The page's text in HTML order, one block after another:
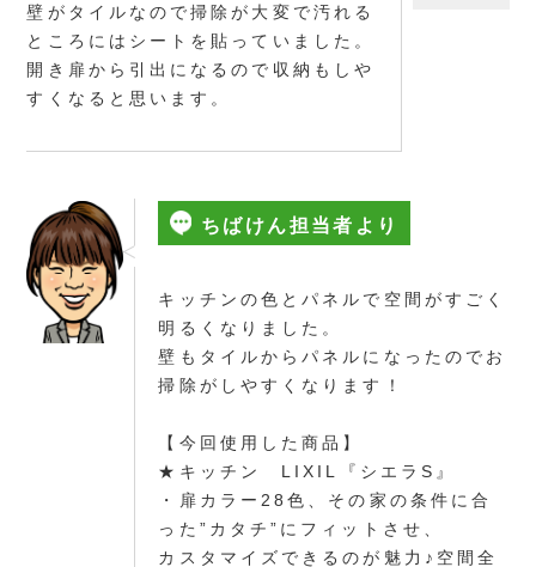
壁がタイルなので掃除が大変で汚れる
ところにはシートを貼っていました。
開き扉から引出になるので収納もしや
すくなると思います。
ちばけん担当者より
キッチンの色とパネルで空間がすごく
明るくなりました。
壁もタイルからパネルになったのでお
掃除がしやすくなります！
【今回使用した商品】
★キッチン LIXIL『シエラS』
・扉カラー28色、その家の条件に合
った”カタチ”にフィットさせ、
カスタマイズできるのが魅力♪空間全